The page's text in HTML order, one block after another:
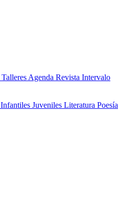
Talleres Agenda Revista Intervalo
Infantiles Juveniles Literatura Poesía